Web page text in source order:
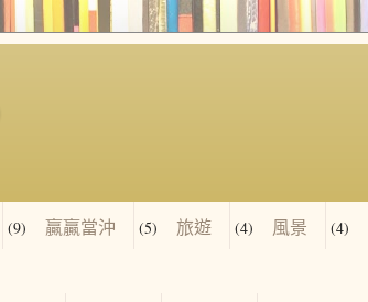
(9) 贏贏當沖 (5) 旅遊 (4) 風景 (4)